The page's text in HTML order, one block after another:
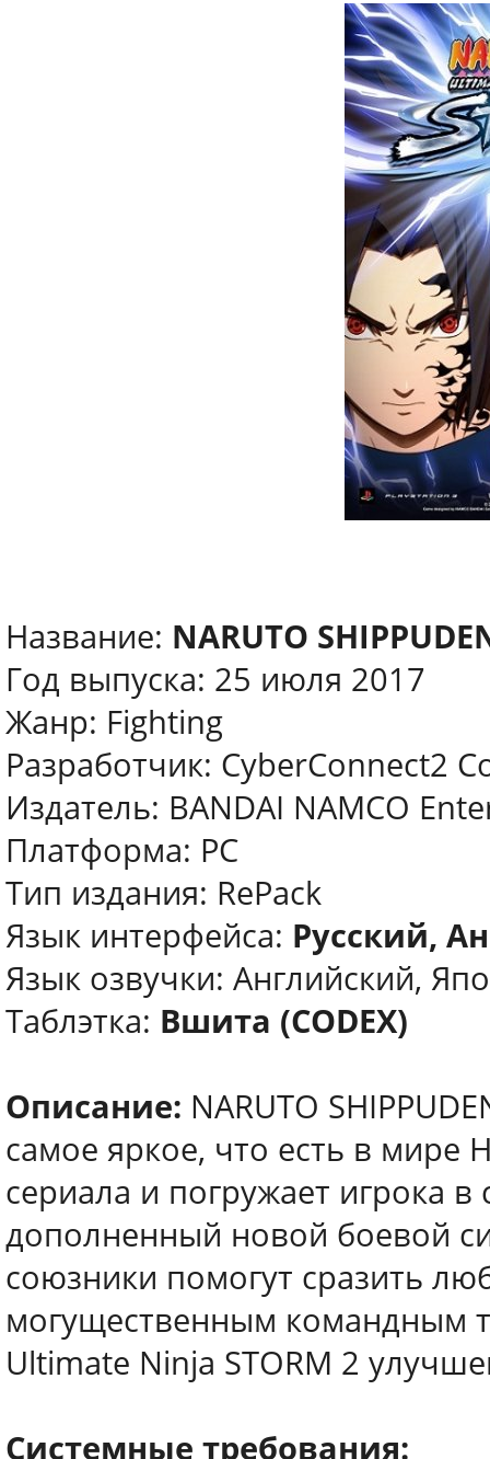
Название: NARUTO
Год выпуска: 25 июля 2017
Жанр: Fighting
Разработчик: CyberConnect2
Издатель: BANDAI NAMCO
Платформа: PC
Тип издания: RePack
Язык интерфейса: Русский,
Язык озвучки: Английский,
Таблэтка: Вшита (CODEX)
Описание: NARUTO
самое яркое, что есть в мире
сериала и погружает игрока
дополненный новой боевой
союзники помогут сразить
могущественным командным
Ultimate Ninja STORM 2
Системные требования: